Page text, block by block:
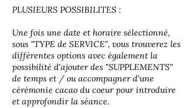
PLUSIEURS POSSIBILITES :
Une fois une date et horaire sélectionné,
sous "TYPE de SERVICE", vous trouverez les
différentes options avec également la
possibilité d'ajouter des "SUPPLEMENTS"
de temps et / ou accompagner d'une
cérémonie cacao du coeur pour introduire
et approfondir la séance.